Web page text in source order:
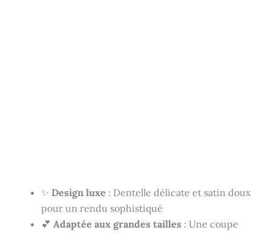
✨ Design luxe : Dentelle délicate et satin doux
pour un rendu sophistiqué
💕 Adaptée aux grandes tailles : Une coupe